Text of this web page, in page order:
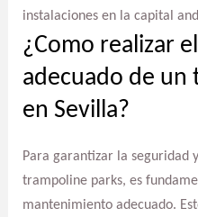
instalaciones en la capital
¿Como realizar
adecuado de un
en Sevilla?
Para garantizar la seguridad
trampoline parks, es
mantenimiento adecuado.